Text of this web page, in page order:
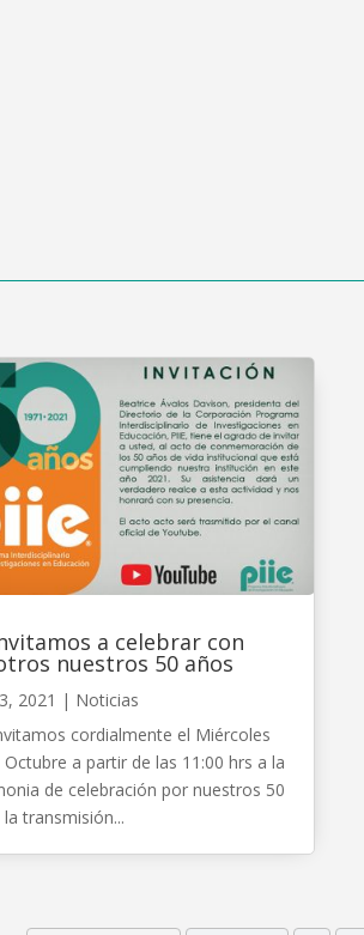
a celebrar con
nuestros 50 años
2021 | Noticias
cordialmente el Miércoles
Octubre a partir de las 11:00 hrs a la
de celebración por nuestros 50
transmisión...